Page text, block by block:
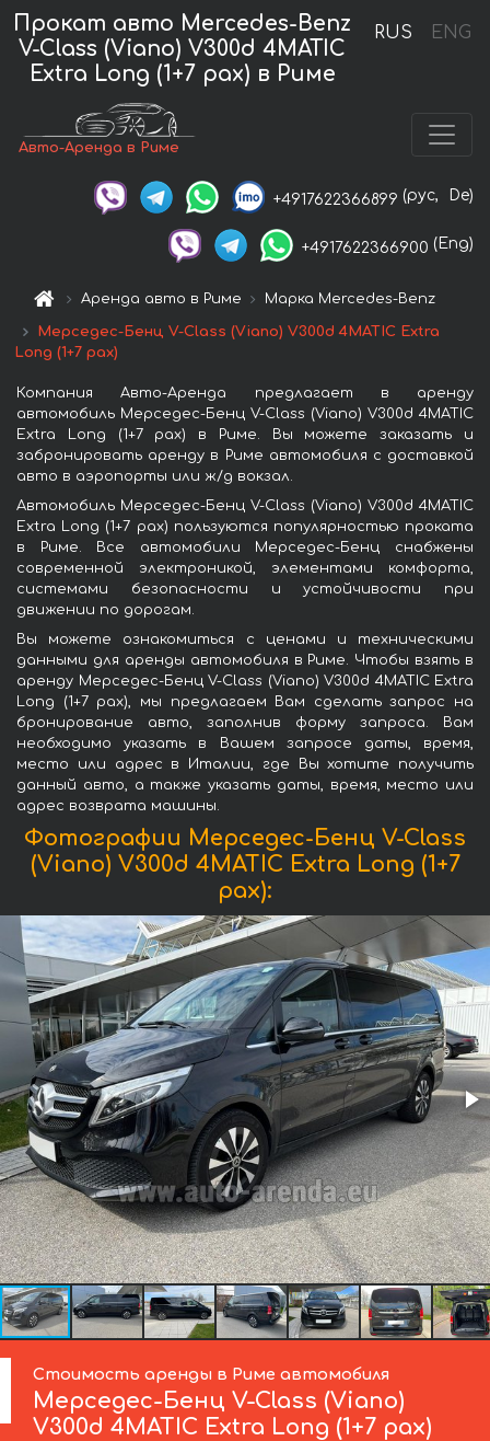
RUS ENG
Прокат авто Mercedes-Benz
V-Class (Viano) V300d 4MATIC
Extra Long (1+7 pax) в Риме
Авто-Аренда в Риме
+4917622366899 (рус, De)
+4917622366900 (Eng)
Аренда авто в Риме Марка Mercedes-Benz
Мерседес-Бенц V-Class (Viano) V300d 4MATIC Extra
Long (1+7 pax)
Компания Авто-Аренда предлагает в аренду
автомобиль Мерседес-Бенц V-Class (Viano) V300d 4MATIC
Extra Long (1+7 pax) в Риме. Вы можете заказать и
забронировать аренду в Риме автомобиля с доставкой
авто в аэропорты или ж/д вокзал.
Автомобиль Мерседес-Бенц V-Class (Viano) V300d 4MATIC
Extra Long (1+7 pax) пользуются популярностью проката
в Риме. Все автомобили Мерседес-Бенц снабжены
современной электроникой, элементами комфорта,
системами безопасности и устойчивости при
движении по дорогам.
Вы можете ознакомиться с ценами и техническими
данными для аренды автомобиля в Риме. Чтобы взять в
аренду Мерседес-Бенц V-Class (Viano) V300d 4MATIC Extra
Long (1+7 pax), мы предлагаем Вам сделать запрос на
бронирование авто, заполнив форму запроса. Вам
необходимо указать в Вашем запросе даты, время,
место или адрес в Италии, где Вы хотите получить
данный авто, а также указать даты, время, место или
адрес возврата машины.
Фотографии Мерседес-Бенц V-Class
(Viano) V300d 4MATIC Extra Long (1+7
pax):
Стоимость аренды в Риме автомобиля
Мерседес-Бенц V-Class (Viano)
V300d 4MATIC Extra Long (1+7 pax)